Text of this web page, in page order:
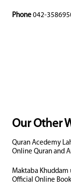
Phone 042-
Our Other
Quran Acedemy
Online Quran and
Maktaba Khuddam
Official Online